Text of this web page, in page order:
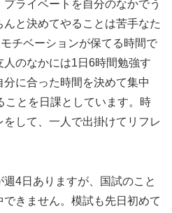
ライベートを自分のなかでう
と決めてやることは苦手なた
チベーションが保てる時間で
のなかには1日6時間勉強す
に合った時間を決めて集中
ことを日課としています。時
して、一人で出掛けてリフレ
週4日ありますが、国試のこと
きません。模試も先日初めて